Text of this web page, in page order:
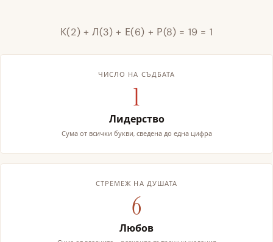
К(2) + Л(3) + Е(6) + Р(8) = 19 = 1
ЧИСЛО НА СЪДБАТА
1
Лидерство
Сума от всички букви, сведена до една цифра
СТРЕМЕЖ НА ДУШАТА
6
Любов